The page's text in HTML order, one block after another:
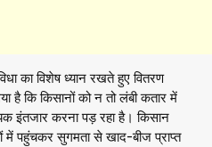
का विशेष ध्यान रखते हुए वितरण
है कि किसानों को न तो लंबी कतार में
इंतजार करना पड़ रहा है। किसान
में पहुंचकर सुगमता से खाद-बीज प्राप्त